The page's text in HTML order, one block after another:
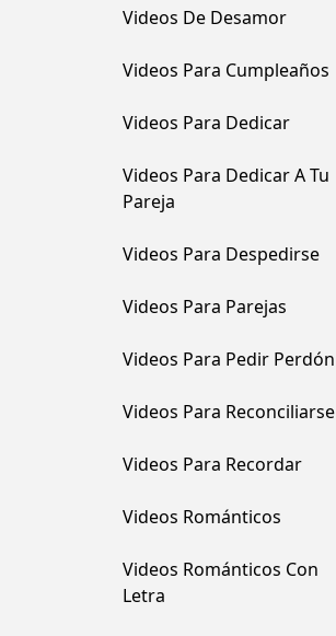
Videos De Desamor
Videos Para Cumpleaños
Videos Para Dedicar
Videos Para Dedicar A Tu
Pareja
Videos Para Despedirse
Videos Para Parejas
Videos Para Pedir Perdón
Videos Para Reconciliarse
Videos Para Recordar
Videos Románticos
Videos Románticos Con
Letra